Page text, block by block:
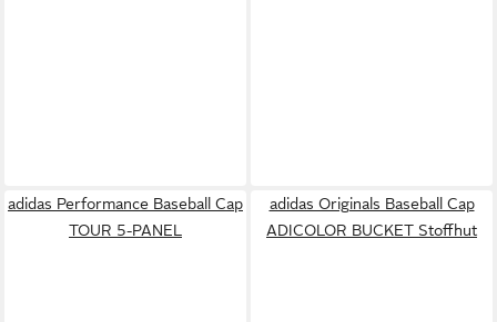
adidas Performance Baseball Cap
TOUR 5-PANEL
adidas Originals Baseball Cap
ADICOLOR BUCKET Stoffhut